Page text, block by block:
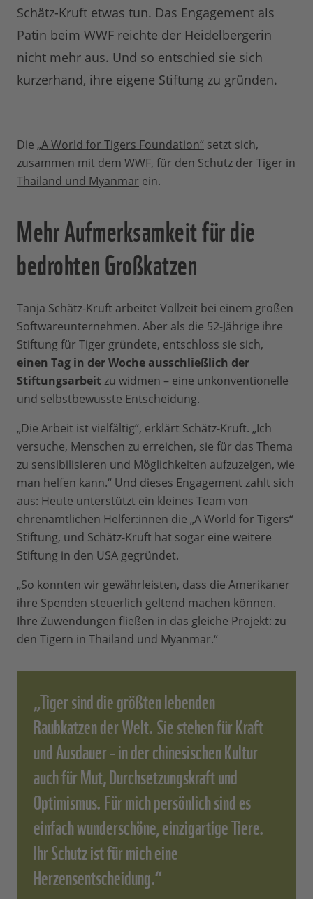
Schätz-Kruft etwas tun. Das Engagement als
Patin beim WWF reichte der Heidelbergerin
nicht mehr aus. Und so entschied sie sich
kurzerhand, ihre eigene Stiftung zu gründen.
Die „A World for Tigers Foundation“ setzt sich,
zusammen mit dem WWF, für den Schutz der Tiger in
Thailand und Myanmar ein.
Mehr Aufmerksamkeit für die
bedrohten Großkatzen
Tanja Schätz-Kruft arbeitet Vollzeit bei einem großen
Softwareunternehmen. Aber als die 52-Jährige ihre
Stiftung für Tiger gründete, entschloss sie sich,
einen Tag in der Woche ausschließlich der
Stiftungsarbeitzu widmen – eine unkonventionelle
und selbstbewusste Entscheidung.
„Die Arbeit ist vielfältig“, erklärt Schätz-Kruft. „Ich
versuche, Menschen zu erreichen, sie für das Thema
zu sensibilisieren und Möglichkeiten aufzuzeigen, wie
man helfen kann.“ Und dieses Engagement zahlt sich
aus: Heute unterstützt ein kleines Team von
ehrenamtlichen Helfer:innen die „A World for Tigers“
Stiftung, und Schätz-Kruft hat sogar eine weitere
Stiftung in den USA gegründet.
„So konnten wir gewährleisten, dass die Amerikaner
ihre Spenden steuerlich geltend machen können.
Ihre Zuwendungen fließen in das gleiche Projekt: zu
den Tigern in Thailand und Myanmar.“
„Tiger sind die größten lebenden
Raubkatzen der Welt. Sie stehen für Kraft
und Ausdauer – in der chinesischen Kultur
auch für Mut, Durchsetzungskraft und
Optimismus. Für mich persönlich sind es
einfach wunderschöne, einzigartige Tiere.
Ihr Schutz ist für mich eine
Herzensentscheidung.“